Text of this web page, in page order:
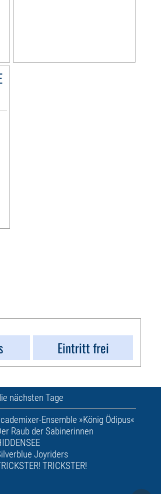
Eintritt frei
nächsten Tage
Ensemble »König Ödipus«
Raub der Sabinerinnen
Joyriders
TRICKSTER!